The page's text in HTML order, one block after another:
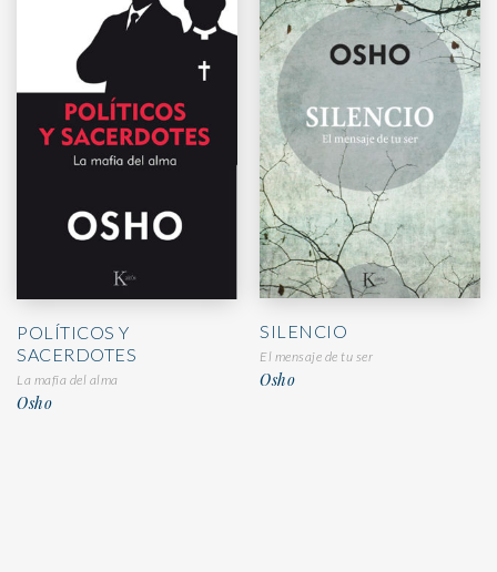
POLÍTICOS Y
SACERDOTES
La mafia del alma
Osho
SILENCIO
El mensaje de tu ser
Osho